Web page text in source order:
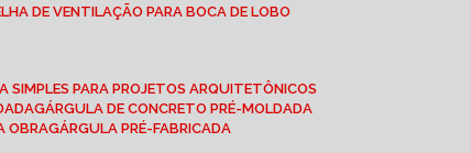
DE VENTILAÇÃO PARA BOCA DE LOBO
SIMPLES PARA PROJETOS ARQUITETÔNICOS
GÁRGULA DE CONCRETO PRÉ-MOLDADA
OBRA
GÁRGULA PRÉ-FABRICADA